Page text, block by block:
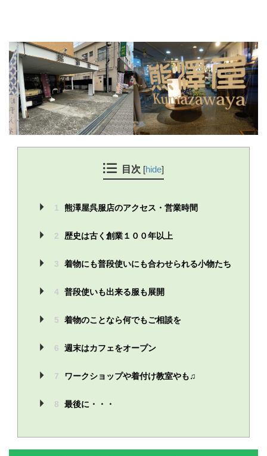
目次 [hide]
1 熊澤屋呉服店のアクセス・営業時間
2 歴史は古く創業１００年以上
3 着物にも普段使いにも合わせられる小物たち
4 普段使いも出来る服も展開
5 着物のことなら何でもご相談を
6 週末はカフェをオープン
7 ワークショップや着付け教室やも♫
8 最後に・・・